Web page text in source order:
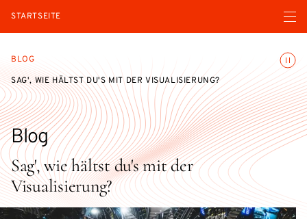
STARTSEITE Menü
BLOG
SAG', WIE HÄLTST DU'S MIT DER VISUALISIERUNG?
Sag', wie hältst du's mit der
Visualisierung?
Blog